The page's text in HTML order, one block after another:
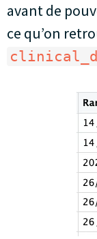
avant de
ce qu’on